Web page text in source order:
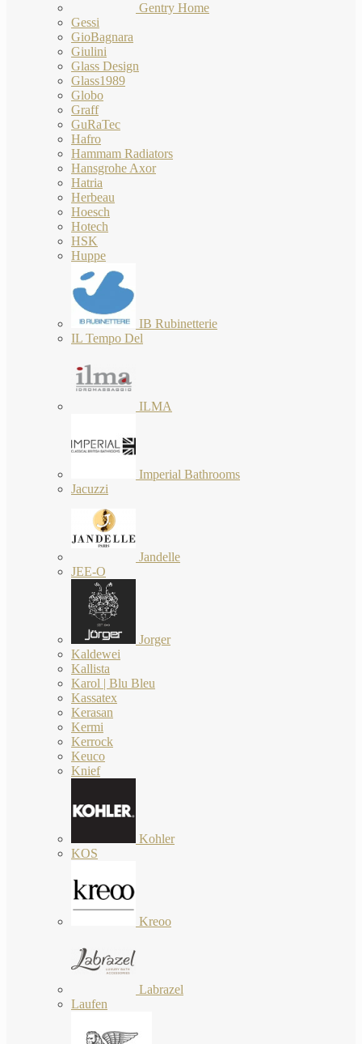
Gentry Home
Gessi
GioBagnara
Giulini
Glass Design
Glass1989
Globo
Graff
GuRaTec
Hafro
Hammam Radiators
Hansgrohe Axor
Hatria
Herbeau
Hoesch
Hotech
HSK
Huppe
IB Rubinetterie
IL Tempo Del
ILMA
Imperial Bathrooms
Jacuzzi
Jandelle
JEE-O
Jorger
Kaldewei
Kallista
Karol | Blu Bleu
Kassatex
Kerasan
Kermi
Kerrock
Keuco
Knief
Kohler
KOS
Kreoo
Labrazel
Laufen